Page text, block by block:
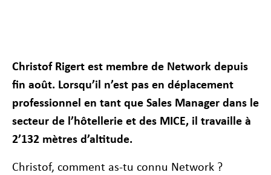
Christof Rigert est membre de Network depuis
fin août. Lorsqu’il n’est pas en déplacement
professionnel en tant que Sales Manager dans le
secteur de l’hôtellerie et des MICE, il travaille à
2’132 mètres d’altitude.
Christof, comment as-tu connu Network ?
fonctionnalité
et la
structure du
site Web, en
fonction de la
façon dont le
utilisé.